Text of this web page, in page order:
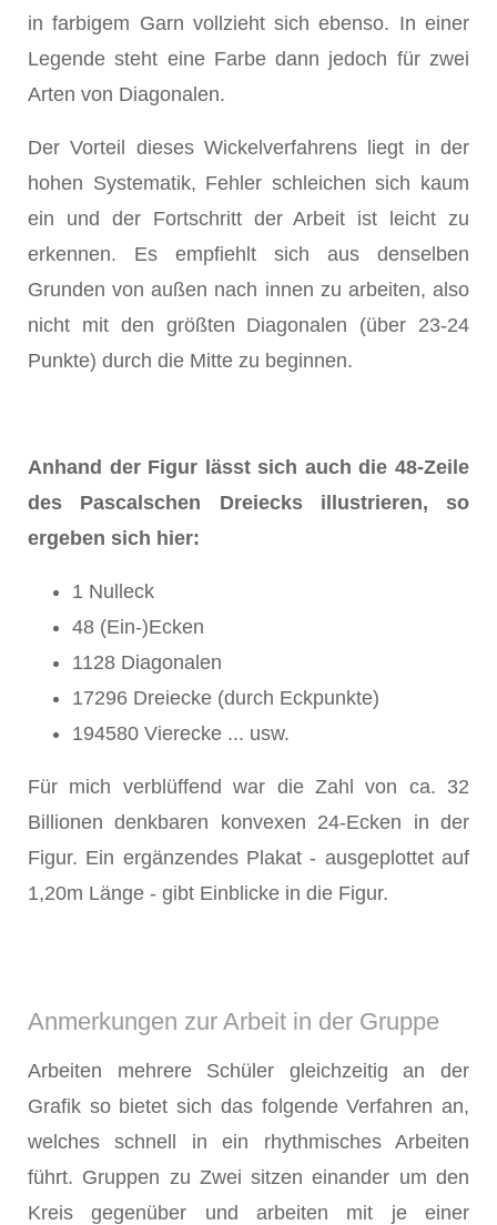
in farbigem Garn vollzieht sich ebenso. In einer
Legende steht eine Farbe dann jedoch für zwei
Arten von Diagonalen.
Der Vorteil dieses Wickelverfahrens liegt in der
hohen Systematik, Fehler schleichen sich kaum
ein und der Fortschritt der Arbeit ist leicht zu
erkennen. Es empfiehlt sich aus denselben
Grunden von außen nach innen zu arbeiten, also
nicht mit den größten Diagonalen (über 23-24
Punkte) durch die Mitte zu beginnen.
Anhand der Figur lässt sich auch die 48-Zeile
des Pascalschen Dreiecks illustrieren, so
ergeben sich hier:
1 Nulleck
48 (Ein-)Ecken
1128 Diagonalen
17296 Dreiecke (durch Eckpunkte)
194580 Vierecke ... usw.
Für mich verblüffend war die Zahl von ca. 32
Billionen denkbaren konvexen 24-Ecken in der
Figur. Ein ergänzendes Plakat - ausgeplottet auf
1,20m Länge - gibt Einblicke in die Figur.
Anmerkungen zur Arbeit in der Gruppe
Arbeiten mehrere Schüler gleichzeitig an der
Grafik so bietet sich das folgende Verfahren an,
welches schnell in ein rhythmisches Arbeiten
führt. Gruppen zu Zwei sitzen einander um den
Kreis gegenüber und arbeiten mit je einer